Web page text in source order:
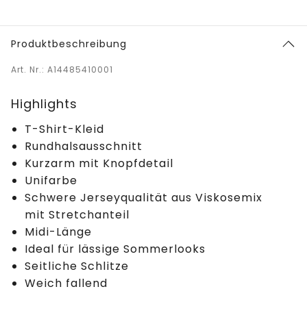
Produktbeschreibung
Art. Nr.: A14485410001
Highlights
T-Shirt-Kleid
Rundhalsausschnitt
Kurzarm mit Knopfdetail
Unifarbe
Schwere Jerseyqualität aus Viskosemix
mit Stretchanteil
Midi-Länge
Ideal für lässige Sommerlooks
Seitliche Schlitze
Weich fallend